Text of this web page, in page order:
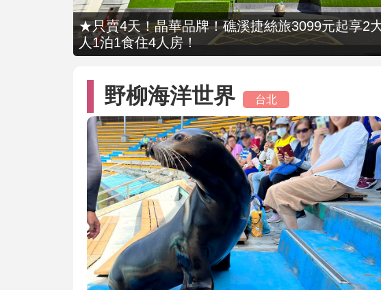
★只賣4天！晶華品牌！礁溪捷絲旅3099元起享2
人1泊1食住4人房！
野柳海洋世界 台北